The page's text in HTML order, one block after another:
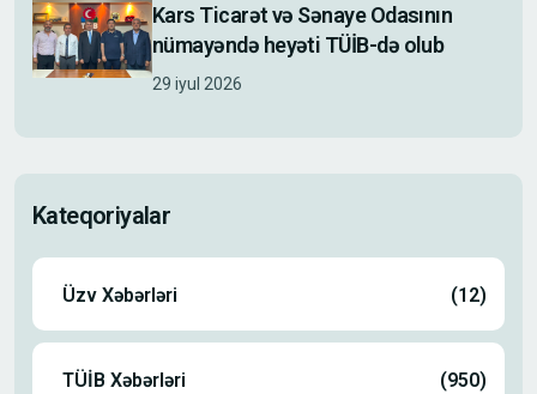
Kars Ticarət və Sənaye Odasının
nümayəndə heyəti TÜİB-də olub
29 iyul 2026
Kateqoriyalar
Üzv Xəbərləri (12)
TÜİB Xəbərləri (950)